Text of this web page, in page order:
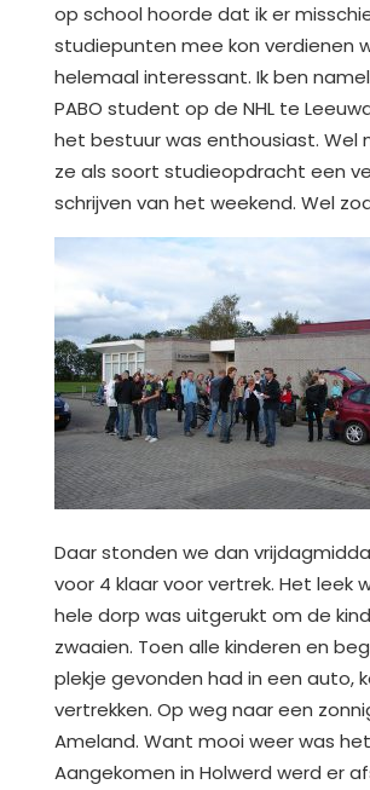
op school hoorde dat ik er
studiepunten mee kon verdienen
helemaal interessant. Ik ben
PABO student op de NHL te
het bestuur was enthousiast. Wel
ze als soort studieopdracht een
schrijven van het weekend. Wel
Daar stonden we dan
voor 4 klaar voor vertrek. Het leek
hele dorp was uitgerukt om de
zwaaien. Toen alle kinderen en
plekje gevonden had in een auto,
vertrekken. Op weg naar een
Ameland. Want mooi weer was
Aangekomen in Holwerd werd er